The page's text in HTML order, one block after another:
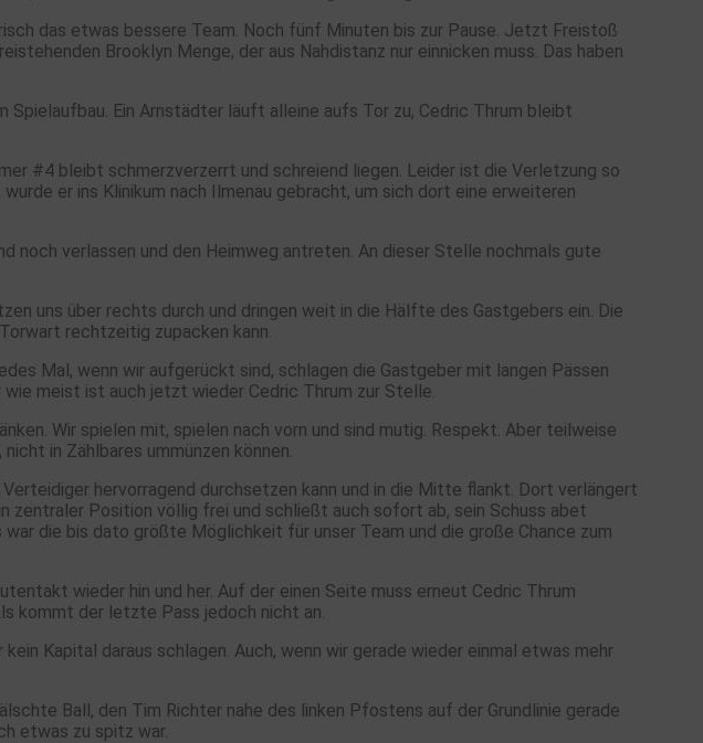
das etwas bessere Team. Noch fünf Minuten bis zur Pause. Jetzt Freistoß
Brooklyn Menge, der aus Nahdistanz nur einnicken muss. Das haben
Ein Arnstädter läuft alleine aufs Tor zu, Cedric Thrum bleibt
#4 bleibt schmerzverzerrt und schreiend liegen. Leider ist die Verletzung so
er ins Klinikum nach Ilmenau gebracht, um sich dort eine erweiteren
noch verlassen und den Heimweg antreten. An dieser Stelle nochmals gute
uns über rechts durch und dringen weit in die Hälfte des Gastgebers ein. Die
rechtzeitig zupacken kann.
Mal, wenn wir aufgerückt sind, schlagen die Gastgeber mit langen Pässen
meist ist auch jetzt wieder Cedric Thrum zur Stelle.
Wir spielen mit, spielen nach vorn und sind mutig. Respekt. Aber teilweise
in Zählbares ummünzen können.
hervorragend durchsetzen kann und in die Mitte flankt. Dort verlängert
Position völlig frei und schließt auch sofort ab, sein Schuss abet
die bis dato größte Möglichkeit für unser Team und die große Chance zum
wieder hin und her. Auf der einen Seite muss erneut Cedric Thrum
kommt der letzte Pass jedoch nicht an.
Kapital daraus schlagen. Auch, wenn wir gerade wieder einmal etwas mehr
Ball, den Tim Richter nahe des linken Pfostens auf der Grundlinie gerade
etwas zu spitz war.